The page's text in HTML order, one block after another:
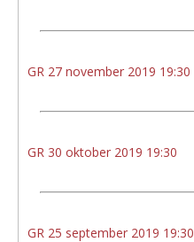
GR 27 november 2019 19:30
GR 30 oktober 2019 19:30
GR 25 september 2019 19:30